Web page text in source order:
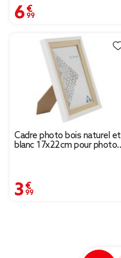
6,99 €
Cadre photo bois naturel et
blanc 17x22cm pour photo
3,99 €